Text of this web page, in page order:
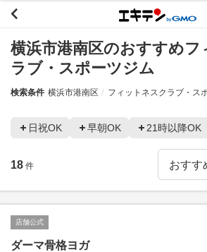
横浜市港南区のおすすめフ
ラブ・スポーツジム
検索条件 横浜市港南区 フィットネスクラブ・ス
日祝OK 早朝OK 21時以降OK
18 件
店舗公式
ダーマ骨格ヨガ